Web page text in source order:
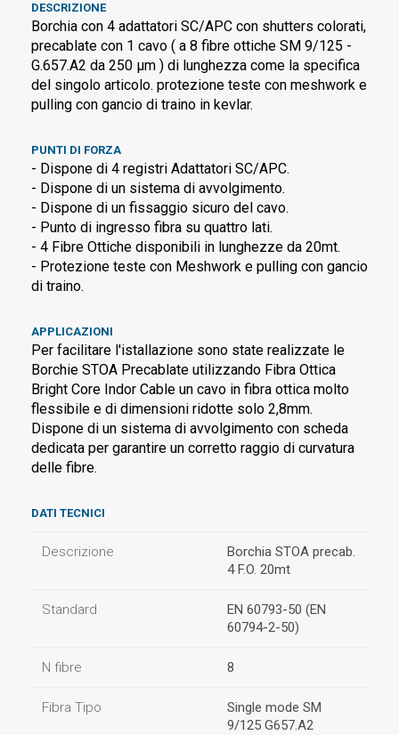
DESCRIZIONE
Borchia con 4 adattatori SC/APC con shutters colorati,
precablate con 1 cavo ( a 8 fibre ottiche SM 9/125 -
G.657.A2 da 250 µm ) di lunghezza come la specifica
del singolo articolo. protezione teste con meshwork e
pulling con gancio di traino in kevlar.
PUNTI DI FORZA
- Dispone di 4 registri Adattatori SC/APC.
- Dispone di un sistema di avvolgimento.
- Dispone di un fissaggio sicuro del cavo.
- Punto di ingresso fibra su quattro lati.
- 4 Fibre Ottiche disponibili in lunghezze da 20mt.
- Protezione teste con Meshwork e pulling con gancio
di traino.
APPLICAZIONI
Per facilitare l'istallazione sono state realizzate le
Borchie STOA Precablate utilizzando Fibra Ottica
Bright Core Indor Cable un cavo in fibra ottica molto
flessibile e di dimensioni ridotte solo 2,8mm.
Dispone di un sistema di avvolgimento con scheda
dedicata per garantire un corretto raggio di curvatura
delle fibre.
DATI TECNICI
Descrizione
Borchia STOA precab.
4 F.O. 20mt
Standard
EN 60793-50 (EN
60794-2-50)
N fibre 8
Fibra Tipo
Single mode SM
9/125 G657.A2